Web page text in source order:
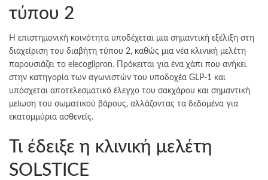
τύπου 2
Η επιστημονική κοινότητα υποδέχεται μια σημαντική εξέλιξη στη
διαχείριση του διαβήτη τύπου 2, καθώς μια νέα κλινική μελέτη
παρουσιάζει το elecoglipron. Πρόκειται για ένα χάπι που ανήκει
στην κατηγορία των αγωνιστών του υποδοχέα GLP-1 και
υπόσχεται αποτελεσματικό έλεγχο του σακχάρου και σημαντική
μείωση του σωματικού βάρους, αλλάζοντας τα δεδομένα για
εκατομμύρια ασθενείς.
Τι έδειξε η κλινική μελέτη
SOLSTICE